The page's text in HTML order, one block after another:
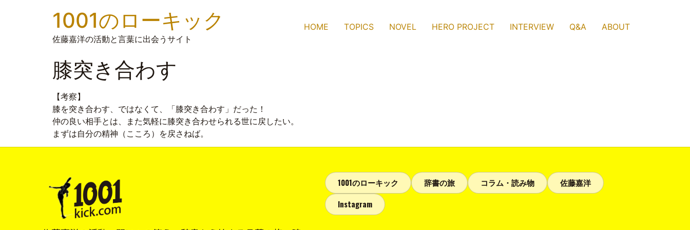
1001のローキック
佐藤嘉洋の活動と言葉に出会うサイト
HOME TOPICS NOVEL HERO PROJECT INTERVIEW Q&A ABOUT
膝突き合わす
【考察】
膝を突き合わす、ではなくて、「膝突き合わす」だった！
仲の良い相手とは、また気軽に膝突き合わせられる世に戻したい。
まずは自分の精神（こころ）を戻さねば。
1001のローキック 辞書の旅 コラム・読み物
佐藤嘉洋
Instagram